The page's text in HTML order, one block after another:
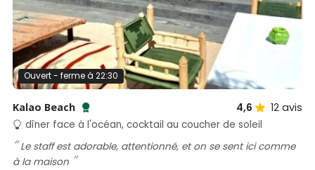
Ouvert - ferme à 22:30
Kalao Beach
Testé et approuvé par SénéGuide
4,6 12 avis
dîner face à l'océan, cocktail au coucher de soleil
Le staff est adorable, attentionné, et on se sent ici comme
à la maison